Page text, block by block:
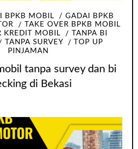
BPKB MOBIL
GADAI BPKB
TAKE OVER BPKB MOBIL
KREDIT MOBIL
TANPA BI
TANPA SURVEY
TOP UP
PINJAMAN
tanpa survey dan bi
di Bekasi